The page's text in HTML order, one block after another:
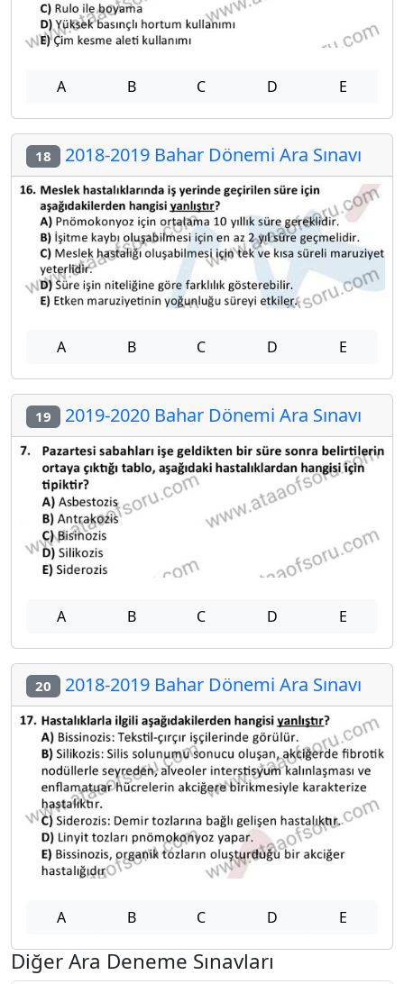
A B C D E
18 2018-2019 Bahar Dönemi Ara Sınavı
A B C D E
19 2019-2020 Bahar Dönemi Ara Sınavı
A B C D E
20 2018-2019 Bahar Dönemi Ara Sınavı
A B C D E
Diğer Ara Deneme Sınavları